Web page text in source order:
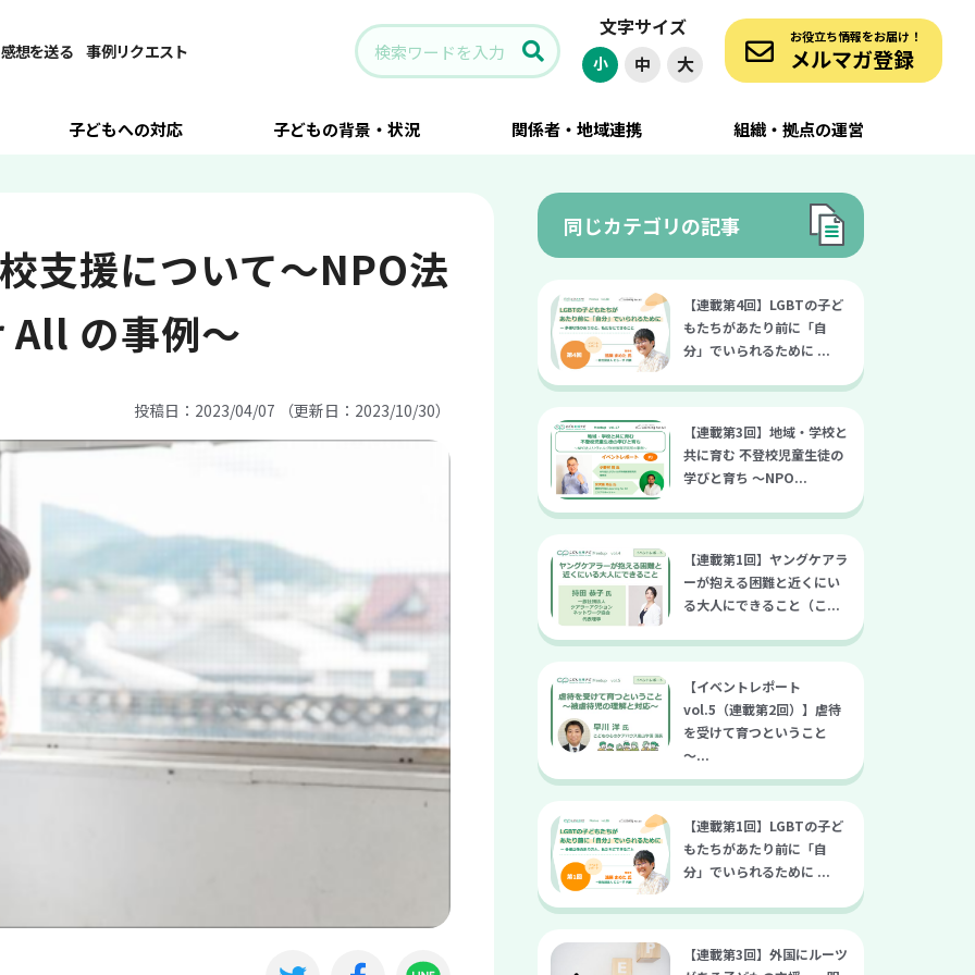
想を送る 事例リクエスト
文字サイズ
小 中 大
お役立ち情報をお届け！
メルマガ登録
子どもへの対応 子どもの背景・状況 関係者・地域連携 組織・拠点の運営
支援について～NPO法
の事例～
投稿日：2023/04/07 （更新日：2023/10/30）
同じカテゴリの記事
【連載第4回】LGBTの子ど
もたちがあたり前に「自
分」でいられるために ...
【連載第3回】地域・学校と
共に育む 不登校児童生徒の
学びと育ち 〜NPO...
【連載第1回】ヤングケアラ
ーが抱える困難と近くにい
る大人にできること（こ...
【イベントレポート
vol.5（連載第2回）】虐待
を受けて育つということ
～...
【連載第1回】LGBTの子ど
もたちがあたり前に「自
分」でいられるために ...
【連載第3回】外国にルーツ